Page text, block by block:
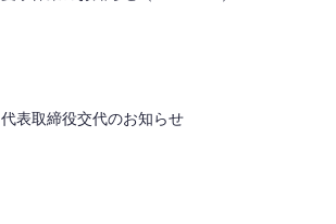
代表取締役交代のお知らせ